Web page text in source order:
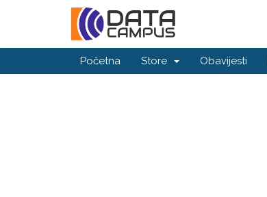
Početna Store Obavijesti